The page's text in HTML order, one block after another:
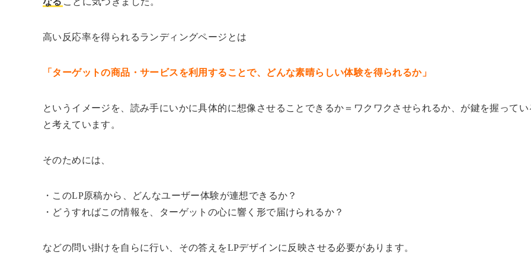
高い反応率を得られるランディングページとは
「ターゲットの商品・サービスを利用することで、どんな素晴らしい体験を得られるか」
というイメージを、読み手にいかに具体的に想像させることできるか＝ワクワクさせられるか、が鍵を握ってい
と考えています。
そのためには、
・このLP原稿から、どんなユーザー体験が連想できるか？
・どうすればこの情報を、ターゲットの心に響く形で届けられるか？
などの問い掛けを自らに行い、その答えをLPデザインに反映させる必要があります。